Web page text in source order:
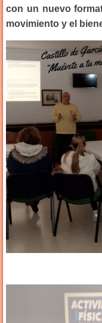
con un nuevo
movimiento y el